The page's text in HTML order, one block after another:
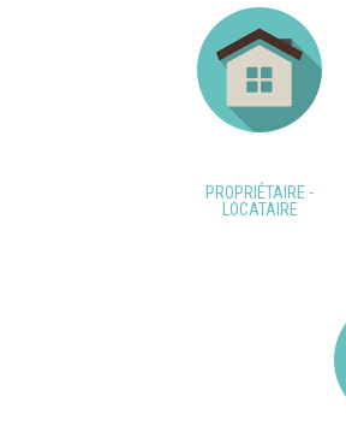
PROPRIÉTAIRE -
LOCATAIRE